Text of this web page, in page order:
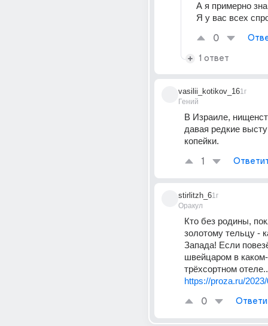
А я примерно
Я у вас всех
0
1 ответ
vasilii_kotikov_16
Гений
1г
В Израиле,
давая редкие
копейки.
1
stirlitzh_6
Оракул
1г
Кто без родины,
золотому тельцу -
Запада! Если
швейцаром в
трёхсортном
https://proza.ru/
0